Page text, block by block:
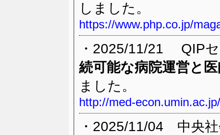
しました。
https://www.php.co.jp/
・2025/11/21 QIP
続可能な病院運営と
ました。
http://med-
・2025/11/04 中央